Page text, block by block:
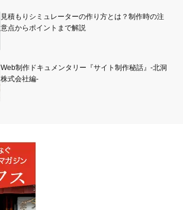
見積もりシミュレーターの作り方とは？制作時の注
意点からポイントまで解説
Web制作ドキュメンタリー『サイト制作秘話』-北洞
株式会社編-